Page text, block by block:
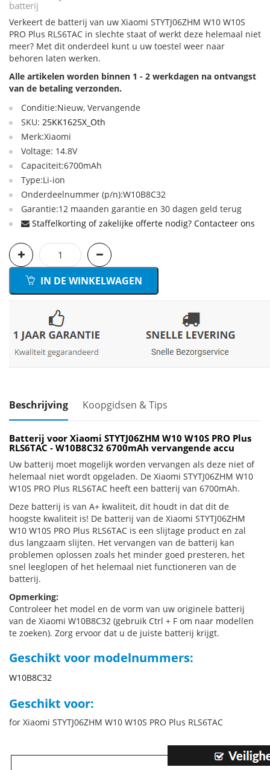
batterij
Verkeert de batterij van uw Xiaomi STYTJ06ZHM W10 W10S
PRO Plus RLS6TAC in slechte staat of werkt deze helemaal niet
meer? Met dit onderdeel kunt u uw toestel weer naar
behoren laten werken.
Alle artikelen worden binnen 1 - 2 werkdagen na ontvangst
van de betaling verzonden.
Conditie:Nieuw, Vervangende
SKU: 25KK1625X_Oth
Merk:Xiaomi
Voltage: 14.8V
Capaciteit:6700mAh
Type:Li-ion
Onderdeelnummer (p/n):W10B8C32
Garantie:12 maanden garantie en 30 dagen geld terug
Staffelkorting of zakelijke offerte nodig? Contacteer ons
IN DE WINKELWAGEN
Beschrijving Koopgidsen & Tips
Batterij voor Xiaomi STYTJ06ZHM W10 W10S PRO Plus
RLS6TAC - W10B8C32 6700mAh vervangende accu
Uw batterij moet mogelijk worden vervangen als deze niet of
helemaal niet wordt opgeladen. De Xiaomi STYTJ06ZHM W10
W10S PRO Plus RLS6TAC heeft een batterij van 6700mAh.
Deze batterij is van A+ kwaliteit, dit houdt in dat dit de
hoogste kwaliteit is! De batterij van de Xiaomi STYTJ06ZHM
W10 W10S PRO Plus RLS6TAC is een slijtage product en zal
dus langzaam slijten. Het vervangen van de batterij kan
problemen oplossen zoals het minder goed presteren, het
snel leeglopen of het helemaal niet functioneren van de
batterij.
Opmerking:
Controleer het model en de vorm van uw originele batterij
van de Xiaomi W10B8C32 (gebruik Ctrl + F om naar modellen
te zoeken). Zorg ervoor dat u de juiste batterij krijgt.
Geschikt voor modelnummers:
W10B8C32
Geschikt voor:
for Xiaomi STYTJ06ZHM W10 W10S PRO Plus RLS6TAC